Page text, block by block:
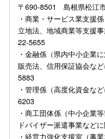
〒690-8501 島根県松江
・商業・サービス業支援
立地法、地域商業等支援
22-5655
・金融係（県内中小企業
販売法、信用保証協会な
5883
・管理係（高度化資金な
6203
・商工団体係（中小企業
ドバイザー派遣事業など
・経営力強化支援室（事